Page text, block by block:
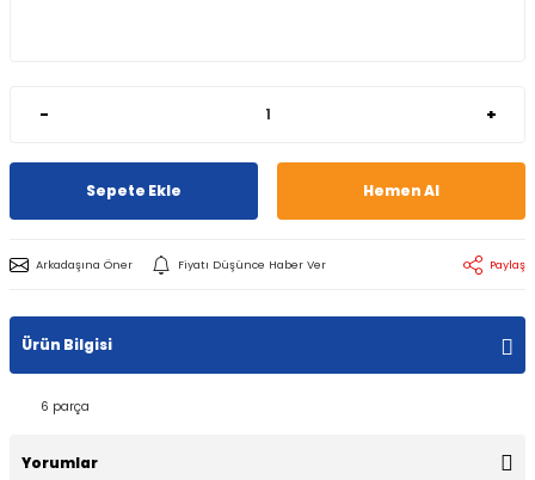
- +
Sepete Ekle Hemen Al
Arkadaşına Öner Fiyatı Düşünce Haber Ver Paylaş
Ürün Bilgisi
6 parça
Yorumlar